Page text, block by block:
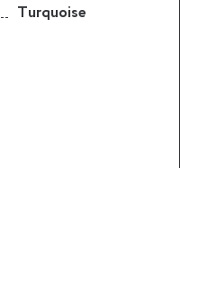
Turquoise